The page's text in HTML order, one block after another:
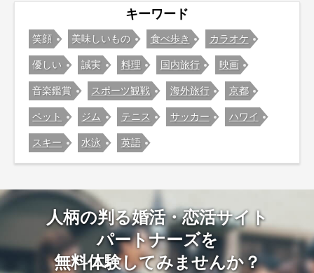
キーワード
笑顔 美味しいもの 食べ歩き カラオケ
優しい 誠実 料理 国内旅行 映画
音楽鑑賞 スポーツ観戦 海外旅行 京都
ペット ジム テニス サッカー ハワイ
スキー 水泳 英語
人柄の判る婚活・恋活サイト
パートナーズを
無料体験してみませんか？